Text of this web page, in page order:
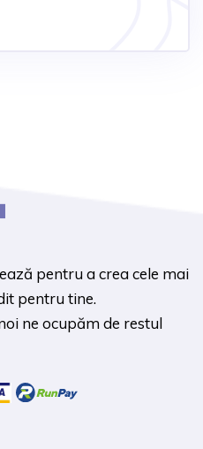
pentru a crea cele mai
pentru tine.
ne ocupăm de restul